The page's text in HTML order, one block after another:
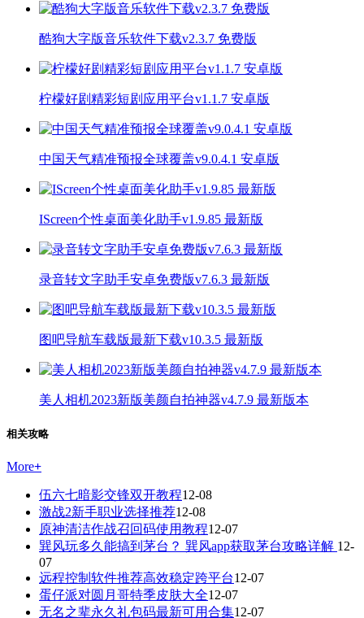
酷狗大字版音乐软件下载v2.3.7 免费版
柠檬好剧精彩短剧应用平台v1.1.7 安卓版
中国天气精准预报全球覆盖v9.0.4.1 安卓版
IScreen个性桌面美化助手v1.9.85 最新版
录音转文字助手安卓免费版v7.6.3 最新版
图吧导航车载版最新下载v10.3.5 最新版
美人相机2023新版美颜自拍神器v4.7.9 最新版本
相关攻略
More+
伍六七暗影交锋双开教程12-08
激战2新手职业选择推荐12-08
原神清洁作战召回码使用教程12-07
巽风玩多久能搞到茅台？ 巽风app获取茅台攻略详解 12-
07
远程控制软件推荐高效稳定跨平台12-07
蛋仔派对圆月哥特季皮肤大全12-07
无名之辈永久礼包码最新可用合集12-07